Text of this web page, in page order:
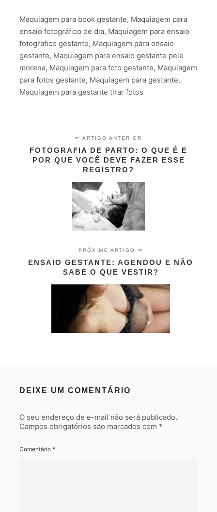
Maquiagem para book gestante, Maquiagem para
ensaio fotográfico de dia, Maquiagem para ensaio
fotografico gestante, Maquiagem para ensaio
gestante, Maquiagem para ensaio gestante pele
morena, Maquiagem para foto gestante, Maquiagem
para fotos gestante, Maquiagem para gestante,
Maquiagem para gestante tirar fotos
ARTIGO ANTERIOR
FOTOGRAFIA DE PARTO: O QUE É E
POR QUE VOCÊ DEVE FAZER ESSE
REGISTRO?
PRÓXIMO ARTIGO
ENSAIO GESTANTE: AGENDOU E NÃO
SABE O QUE VESTIR?
DEIXE UM COMENTÁRIO
O seu endereço de e-mail não será publicado.
Campos obrigatórios são marcados com *
Comentário *